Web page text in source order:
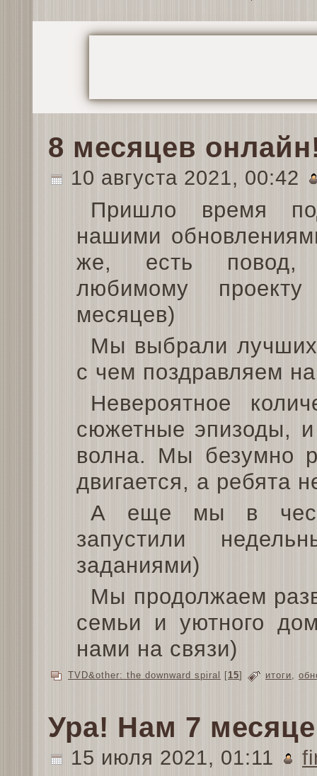
8 месяцев
10 августа 2021, 00:42
Пришло время
нашими
же, есть повод,
любимому
месяцев)
Мы выбрали лучших
с чем поздравляем
Невероятное
сюжетные эпизоды, и
волна. Мы безумно
двигается, а ребята
А еще мы в
запустили
заданиями)
Мы продолжаем
семьи и уютного
нами на связи)
TVD&other: the downward spiral [15] итоги
Ура! Нам 7
15 июля 2021, 01:11